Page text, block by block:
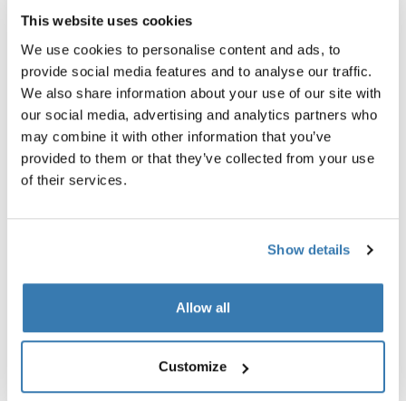
This website uses cookies
We use cookies to personalise content and ads, to
provide social media features and to analyse our traffic.
We also share information about your use of our site with
our social media, advertising and analytics partners who
may combine it with other information that you’ve
provided to them or that they’ve collected from your use
of their services.
Show details
Allow all
Customize
Thule Strap Organiser
organizador de correa 275 cm negro
correa 275 cm negro
Toggle features
Todas las características
Probados al límite
Suecia, los productos son sometidos a pruebas